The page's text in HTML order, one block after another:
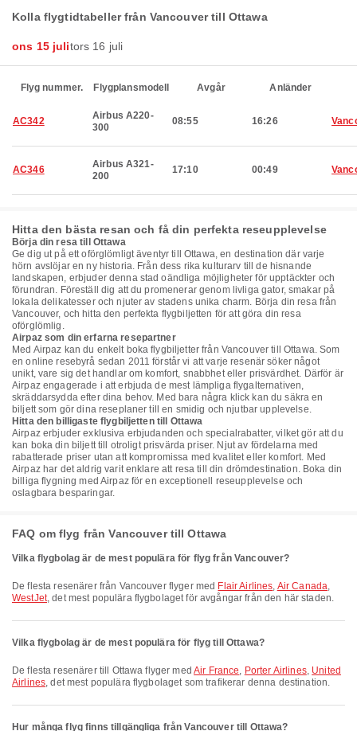
Kolla flygtidtabeller från Vancouver till Ottawa
ons 15 julitors 16 juli
Flyg nummer. Flygplansmodell Avgår Anländer
AC342
Airbus A220-
300
08:55 16:26
AC346
Airbus A321-
200
17:10 00:49
Hitta den bästa resan och få din perfekta reseupplevelse
Börja din resa till Ottawa
Ge dig ut på ett oförglömligt äventyr till Ottawa, en destination där varje
hörn avslöjar en ny historia. Från dess rika kulturarv till de hisnande
landskapen, erbjuder denna stad oändliga möjligheter för upptäckter och
förundran. Föreställ dig att du promenerar genom livliga gator, smakar på
lokala delikatesser och njuter av stadens unika charm. Börja din resa från
Vancouver, och hitta den perfekta flygbiljetten för att göra din resa
oförglömlig.
Airpaz som din erfarna resepartner
Med Airpaz kan du enkelt boka flygbiljetter från Vancouver till Ottawa. Som
en online resebyrå sedan 2011 förstår vi att varje resenär söker något
unikt, vare sig det handlar om komfort, snabbhet eller prisvärdhet. Därför är
Airpaz engagerade i att erbjuda de mest lämpliga flygalternativen,
skräddarsydda efter dina behov. Med bara några klick kan du säkra en
biljett som gör dina reseplaner till en smidig och njutbar upplevelse.
Hitta den billigaste flygbiljetten till Ottawa
Airpaz erbjuder exklusiva erbjudanden och specialrabatter, vilket gör att du
kan boka din biljett till otroligt prisvärda priser. Njut av fördelarna med
rabatterade priser utan att kompromissa med kvalitet eller komfort. Med
Airpaz har det aldrig varit enklare att resa till din drömdestination. Boka din
billiga flygning med Airpaz för en exceptionell reseupplevelse och
oslagbara besparingar.
FAQ om flyg från Vancouver till Ottawa
Vilka flygbolag är de mest populära för flyg från Vancouver?
De flesta resenärer från Vancouver flyger med Flair Airlines, Air Canada,
WestJet, det mest populära flygbolaget för avgångar från den här staden.
Vilka flygbolag är de mest populära för flyg till Ottawa?
De flesta resenärer till Ottawa flyger medAir France, Porter Airlines, United
Airlines, det mest populära flygbolaget som trafikerar denna destination.
Hur många flyg finns tillgängliga från Vancouver till Ottawa?